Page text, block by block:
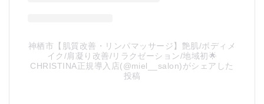
神栖市【肌質改善・リンパマッサージ】艶肌/ボディメ
イク/肩凝り改善/リラクゼーション/地域初🌟
CHRISTINA正規導入店(@miel__salon)がシェアした
投稿